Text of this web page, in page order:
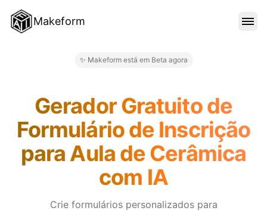
Makeform
BLOG
✨ Makeform está em Beta agora
Gerador Gratuito de
Formulário de Inscrição
para Aula de Cerâmica
com IA
Crie formulários personalizados para